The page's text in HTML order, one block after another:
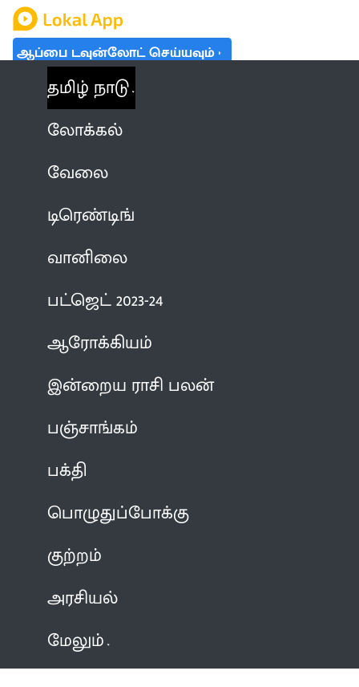
ஆப்பை டவுன்லோட் செய்யவும்
தமிழ் நாடு
லோக்கல்
வேலை
டிரெண்டிங்
வானிலை
பட்ஜெட் 2023-24
ஆரோக்கியம்
இன்றைய ராசி பலன்
பஞ்சாங்கம்
பக்தி
பொழுதுப்போக்கு
குற்றம்
அரசியல்
மேலும்